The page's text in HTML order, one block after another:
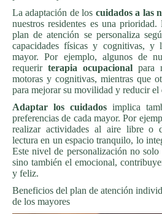
La adaptación de los cuidados a las
nuestros residentes es una prioridad.
plan de atención se personaliza
capacidades físicas y cognitivas, y
mayor. Por ejemplo, algunos de
requerir terapia ocupacional para
motoras y cognitivas, mientras que
para mejorar su movilidad y reducir el
Adaptar los cuidados implica
preferencias de cada mayor. Por
realizar actividades al aire libre o
lectura en un espacio tranquilo, lo
Este nivel de personalización no
sino también el emocional,
y feliz.
Beneficios del plan de atención
de los mayores